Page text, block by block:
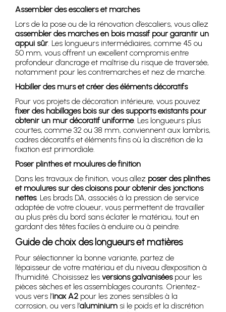
Assembler des escaliers et marches
Lors de la pose ou de la rénovation d’escaliers, vous allez
assembler des marches en bois massif pour garantir un
appui sûr. Les longueurs intermédiaires, comme 45 ou
50 mm, vous offrent un excellent compromis entre
profondeur d’ancrage et maîtrise du risque de traversée,
notamment pour les contremarches et nez de marche.
Habiller des murs et créer des éléments décoratifs
Pour vos projets de décoration intérieure, vous pouvez
fixer des habillages bois sur des supports existants pour
obtenir un mur décoratif uniforme. Les longueurs plus
courtes, comme 32 ou 38 mm, conviennent aux lambris,
cadres décoratifs et éléments fins où la discrétion de la
fixation est primordiale.
Poser plinthes et moulures de finition
Dans les travaux de finition, vous allez poser des plinthes
et moulures sur des cloisons pour obtenir des jonctions
nettes. Les brads DA, associés à la pression de service
adaptée de votre cloueur, vous permettent de travailler
au plus près du bord sans éclater le matériau, tout en
gardant des têtes faciles à enduire ou à peindre.
Guide de choix des longueurs et matières
Pour sélectionner la bonne variante, partez de
l’épaisseur de votre matériau et du niveau d’exposition à
l’humidité. Choisissez les versions galvaniséespour les
pièces sèches et les assemblages courants. Orientez-
vous vers l’inox A2 pour les zones sensibles à la
corrosion, ou vers l’aluminium si le poids et la discrétion